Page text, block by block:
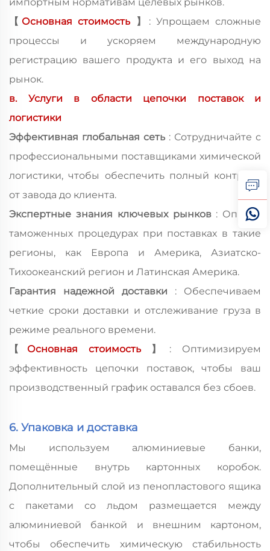
импортным нормативам целевых рынков.
【 Основная стоимость 】 : Упрощаем сложные
процессы и ускоряем международную
регистрацию вашего продукта и его выход на
рынок.
в. Услуги в области цепочки поставок и
логистики
Эффективная глобальная сеть : Сотрудничайте с
профессиональными поставщиками химической
логистики, чтобы обеспечить полный контроль
от завода до клиента.
Экспертные знания ключевых рынков : Опыт в
таможенных процедурах при поставках в такие
регионы, как Европа и Америка, Азиатско-
Тихоокеанский регион и Латинская Америка.
Гарантия надежной доставки : Обеспечиваем
четкие сроки доставки и отслеживание груза в
режиме реального времени.
【 Основная стоимость 】 : Оптимизируем
эффективность цепочки поставок, чтобы ваш
производственный график оставался без сбоев.
6. Упаковка и доставка
Мы используем алюминиевые банки,
помещённые внутрь картонных коробок.
Дополнительный слой из пенопластового ящика
с пакетами со льдом размещается между
алюминиевой банкой и внешним картоном,
чтобы обеспечить химическую стабильность